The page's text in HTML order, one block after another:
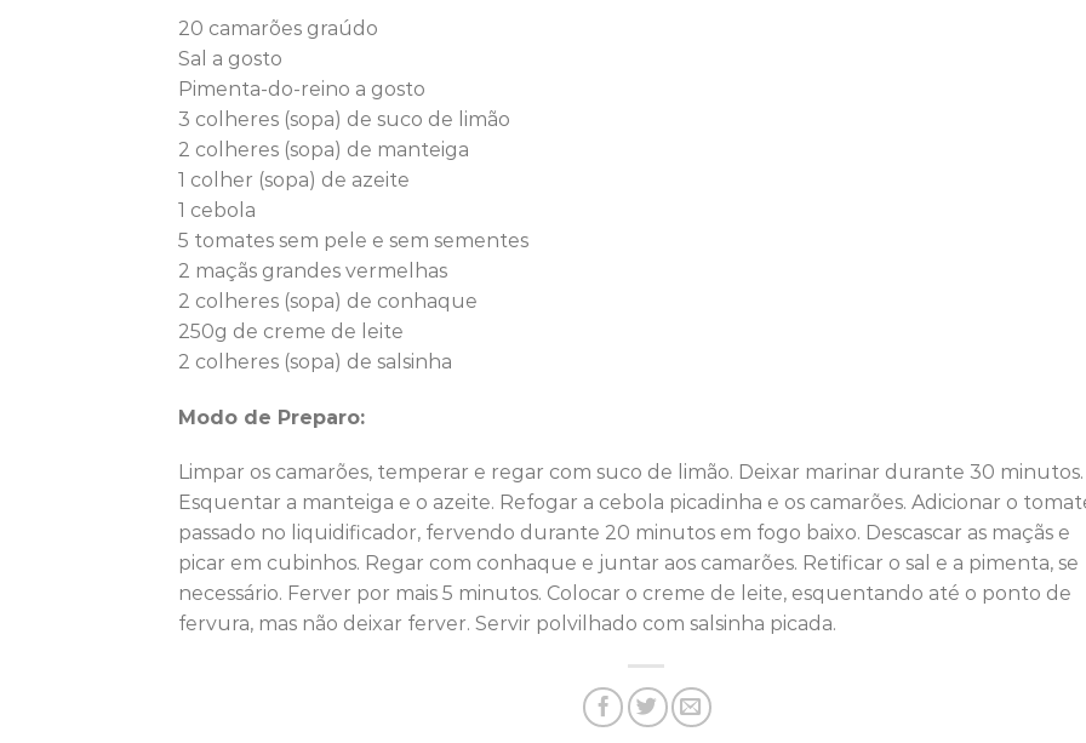
20 camarões graúdo
Sal a gosto
Pimenta-do-reino a gosto
3 colheres (sopa) de suco de limão
2 colheres (sopa) de manteiga
1 colher (sopa) de azeite
1 cebola
5 tomates sem pele e sem sementes
2 maçãs grandes vermelhas
2 colheres (sopa) de conhaque
250g de creme de leite
2 colheres (sopa) de salsinha
Modo de Preparo:
Limpar os camarões, temperar e regar com suco de limão. Deixar marinar durante 30 minutos.
Esquentar a manteiga e o azeite. Refogar a cebola picadinha e os camarões. Adicionar o
passado no liquidificador, fervendo durante 20 minutos em fogo baixo. Descascar as maçãs e
picar em cubinhos. Regar com conhaque e juntar aos camarões. Retificar o sal e a pimenta, se
necessário. Ferver por mais 5 minutos. Colocar o creme de leite, esquentando até o ponto de
fervura, mas não deixar ferver. Servir polvilhado com salsinha picada.